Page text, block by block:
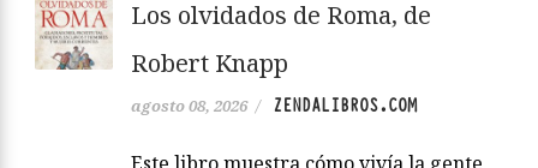
Los olvidados de Roma, de
Robert Knapp
agosto 08, 2026 / ZENDALIBROS.COM